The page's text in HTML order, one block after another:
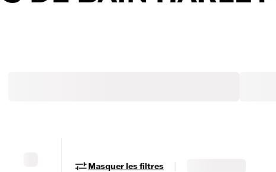
Masquer les filtres